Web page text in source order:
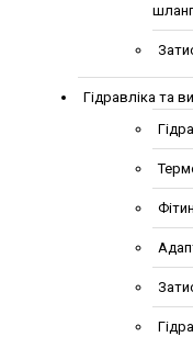
Гідравліка та